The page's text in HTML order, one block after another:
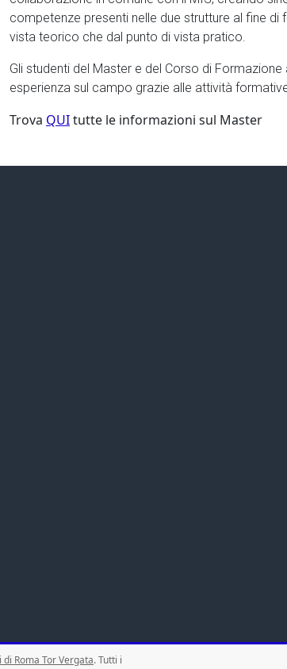
competenze presenti nelle due strutture al fine
vista teorico che dal punto di vista pratico.
Gli studenti del Master e del Corso di
esperienza sul campo grazie alle attività
Trova QUItutte le informazioni sul Master
Roma Tor Vergata. Tutti i